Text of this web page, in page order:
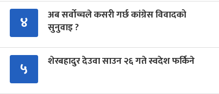
४
अब सर्वोच्चले कसरी गर्छ कांग्रेस विवादको
सुनुवाइ ?
५ शेरबहादुर देउवा साउन २६ गते स्वदेश फर्किने